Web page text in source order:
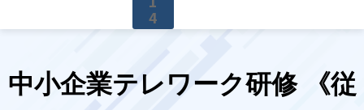
4
料金
中小企業テレワーク研修 《従